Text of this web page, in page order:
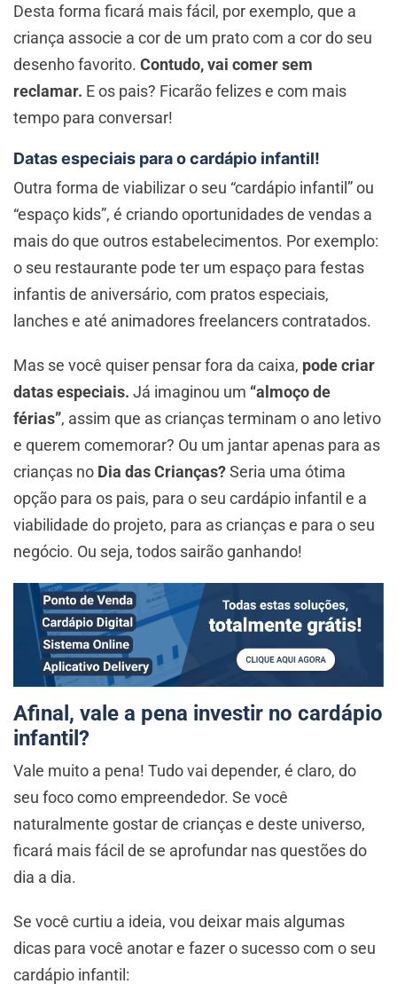
Desta forma ficará mais fácil, por exemplo, que a
criança associe a cor de um prato com a cor do seu
desenho favorito. Contudo, vai comer sem
reclamar. E os pais? Ficarão felizes e com mais
tempo para conversar!
Datas especiais para o cardápio infantil!
Outra forma de viabilizar o seu “cardápio infantil” ou
“espaço kids”, é criando oportunidades de vendas a
mais do que outros estabelecimentos. Por exemplo:
o seu restaurante pode ter um espaço para festas
infantis de aniversário, com pratos especiais,
lanches e até animadores freelancers contratados.
Mas se você quiser pensar fora da caixa, pode criar
datas especiais. Já imaginou um “almoço de
férias”, assim que as crianças terminam o ano letivo
e querem comemorar? Ou um jantar apenas para as
crianças no Dia das Crianças?Seria uma ótima
opção para os pais, para o seu cardápio infantil e a
viabilidade do projeto, para as crianças e para o seu
negócio. Ou seja, todos sairão ganhando!
Afinal, vale a pena investir no cardápio
infantil?
Vale muito a pena! Tudo vai depender, é claro, do
seu foco como empreendedor. Se você
naturalmente gostar de crianças e deste universo,
ficará mais fácil de se aprofundar nas questões do
dia a dia.
Se você curtiu a ideia, vou deixar mais algumas
dicas para você anotar e fazer o sucesso com o seu
cardápio infantil: